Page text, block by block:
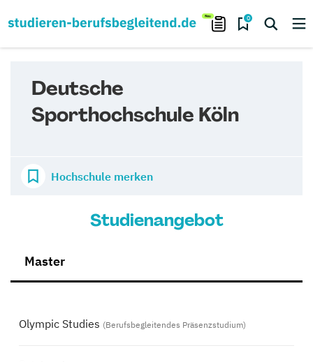
0
Deutsche
Sporthochschule Köln
Hochschule merken
Studienangebot
Master
Olympic Studies (Berufsbegleitendes Präsenzstudium)